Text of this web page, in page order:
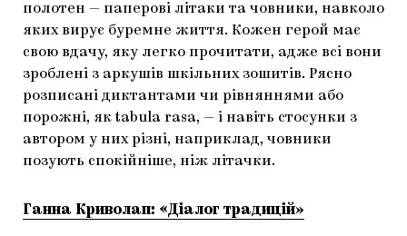
полотен — паперові літаки та човники, навколо
яких вирує буремне життя. Кожен герой має
свою вдачу, яку легко прочитати, адже всі вони
зроблені з аркушів шкільних зошитів. Рясно
розписані диктантами чи рівняннями або
порожні, як tabula rasa, — і навіть стосунки з
автором у них різні, наприклад, човники
позують спокійніше, ніж літачки.
Ганна Криволап: «Діалог традицій»